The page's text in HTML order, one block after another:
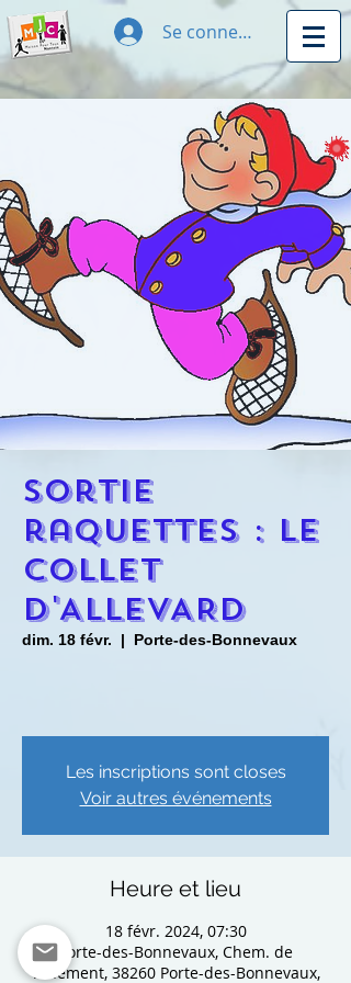
Se connecter
Sortie
raquettes : LE
COLLET
D'ALLEVARD
dim. 18 févr.
  |
Porte-des-Bonnevaux
Les inscriptions sont closes
Voir autres événements
Heure et lieu
18 févr. 2024, 07:30
Porte-des-Bonnevaux, Chem. de
Tenement, 38260 Porte-des-Bonnevaux,